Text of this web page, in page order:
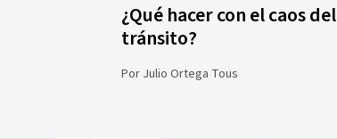
¿Qué hacer con el caos del
tránsito?
Por Julio Ortega Tous